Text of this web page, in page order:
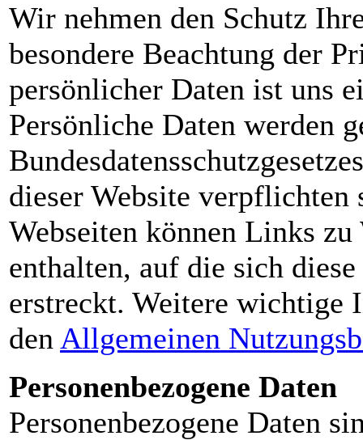
Wir nehmen den Schutz
besondere Beachtung der
persönlicher Daten ist uns
Persönliche Daten werden
dieser Website verpflichten
Webseiten können Links
enthalten, auf die sich
erstreckt. Weitere wichtige
den Allgemeinen
Personenbezogene Daten
Personenbezogene Daten